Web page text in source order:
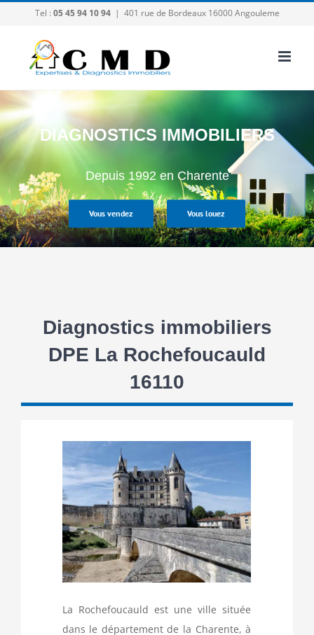
contenu
Tel : 05 45 94 10 94 | 401 rue de Bordeaux 16000 Angouleme
DIAGNOSTICS IMMOBILIERS
Depuis 1992 en Charente
Vous vendez Vous louez
Diagnostics immobiliers
DPE La Rochefoucauld
16110
La Rochefoucauld est une ville située
dans le département de la Charente, à